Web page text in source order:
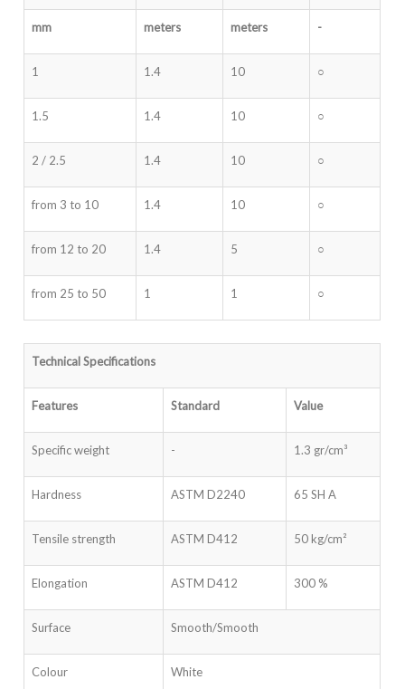
mm meters meters -
1 1.4 10 ○
1.5 1.4 10 ○
2 / 2.5 1.4 10 ○
from 3 to 10 1.4 10 ○
from 12 to 20 1.4 5 ○
from 25 to 50 1 1 ○
Technical Specifications
Features Standard Value
Specific weight - 1.3 gr/cm³
Hardness ASTM D2240 65 SH A
Tensile strength ASTM D412 50 kg/cm²
Elongation ASTM D412 300 %
Surface Smooth/Smooth
Colour White